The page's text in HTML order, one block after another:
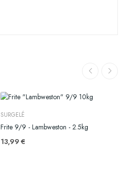
SURGELÉ
Frite 9/9 - Lambweston - 2.5kg
13,99 €